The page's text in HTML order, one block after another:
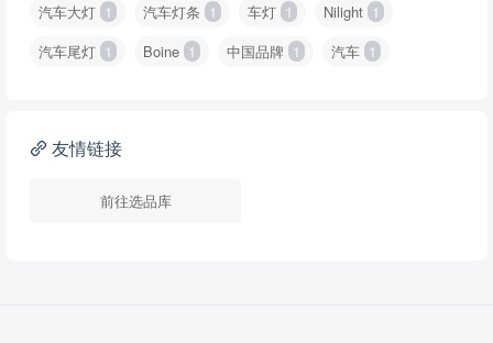
汽车大灯 1 汽车灯条 1 车灯 1 Nilight 1
汽车尾灯 1 Boine 1 中国品牌 1 汽车 1
友情链接
前往选品库